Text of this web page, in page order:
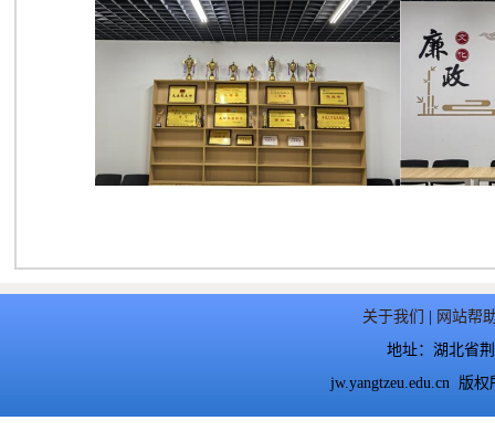
关于我们
网站帮
地址：湖北省
jw.yangtzeu.edu.cn 版